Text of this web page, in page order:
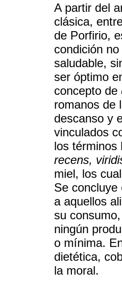
A partir del
clásica,
de Porfirio,
condición
saludable,
ser óptimo
concepto de
romanos de
descanso y
vinculados
los términos
recens,
miel, los
Se
a aquellos
su
ningún
o mínima.
dietética,
la moral.